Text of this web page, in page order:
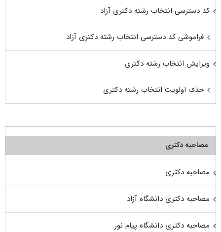
کد دسترسی انتخاب رشته دکتری آزاد
فراموشی کد دسترسی انتخاب رشته دکتری آزاد
ویرایش انتخاب رشته دکتری
حذف اولویت انتخاب رشته دکتری
مصاحبه دکتری
مصاحبه دکتری
مصاحبه دکتری دانشگاه آزاد
مصاحبه دکتری دانشگاه پیام نور